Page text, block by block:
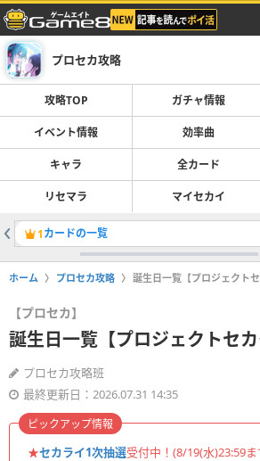
プロセカ攻略
攻略TOP ガチャ情報
イベント情報 効率曲
キャラ 全カード
リセマラ マイセカイ
1カードの一覧
ホーム プロセカ攻略 誕生日一覧【プロジェクトセ
【プロセカ】
誕生日一覧【プロジェクトセカ
プロセカ攻略班
最終更新日：2026.07.31 14:35
★セカライ1次抽選受付中！(8/19(水)23:59
ピックアップ情報